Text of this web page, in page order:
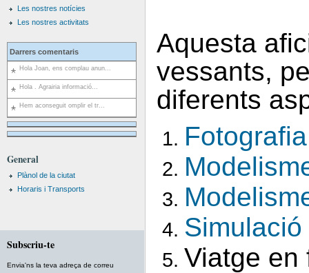
Les nostres notícies
Les nostres activitats
Darrers comentaris
Hola Joan, ens complau anun...
Hola . Agrairia informació...
Hem aconseguit omplir el tr...
General
Plànol de la ciutat
Horaris i Transports
Subscriu-te
Envia'ns la teva adreça de correu
Aquesta
vessants,
diferents
Viatge en